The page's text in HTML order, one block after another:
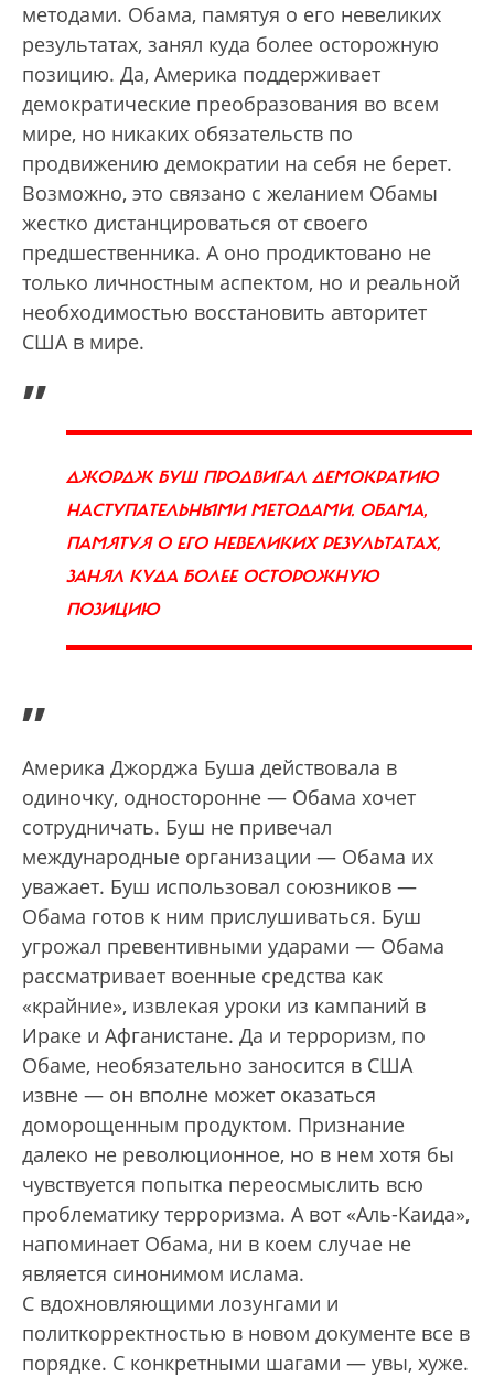
методами. Обама, памятуя о его невеликих
результатах, занял куда более осторожную
позицию. Да, Америка поддерживает
демократические преобразования во всем
мире, но никаких обязательств по
продвижению демократии на себя не берет.
Возможно, это связано с желанием Обамы
жестко дистанцироваться от своего
предшественника. А оно продиктовано не
только личностным аспектом, но и реальной
необходимостью восстановить авторитет
США в мире.
„
ДЖОРДЖ БУШ ПРОДВИГАЛ ДЕМОКРАТИЮ
НАСТУПАТЕЛЬНЫМИ МЕТОДАМИ. ОБАМА,
ПАМЯТУЯ О ЕГО НЕВЕЛИКИХ РЕЗУЛЬТАТАХ,
ЗАНЯЛ КУДА БОЛЕЕ ОСТОРОЖНУЮ
ПОЗИЦИЮ
”
Америка Джорджа Буша действовала в
одиночку, односторонне — Обама хочет
сотрудничать. Буш не привечал
международные организации — Обама их
уважает. Буш использовал союзников —
Обама готов к ним прислушиваться. Буш
угрожал превентивными ударами — Обама
рассматривает военные средства как
«крайние», извлекая уроки из кампаний в
Ираке и Афганистане. Да и терроризм, по
Обаме, необязательно заносится в США
извне — он вполне может оказаться
доморощенным продуктом. Признание
далеко не революционное, но в нем хотя бы
чувствуется попытка переосмыслить всю
проблематику терроризма. А вот «Аль-Каида»,
напоминает Обама, ни в коем случае не
является синонимом ислама.
С вдохновляющими лозунгами и
политкорректностью в новом документе все в
порядке. С конкретными шагами — увы, хуже.